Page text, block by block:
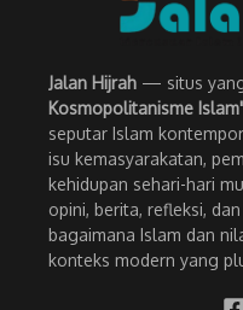
Jalan Hijrah — situs
Kosmopolitanisme
seputar Islam
isu kemasyarakatan,
kehidupan sehari-hari
opini, berita, refleksi,
bagaimana Islam dan
konteks modern yang